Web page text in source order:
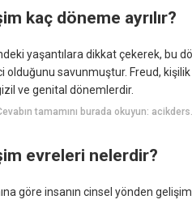
kaç döneme ayrılır?
yaşantılara dikkat çekerek, bu
olduğunu savunmuştur. Freud,
ve genital dönemlerdir.
tamamını burada okuyun:
evreleri nelerdir?
göre insanın cinsel yönden